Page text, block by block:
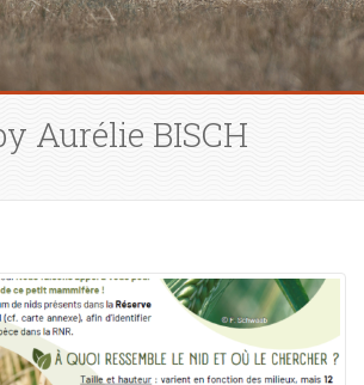
Aurélie BISCH